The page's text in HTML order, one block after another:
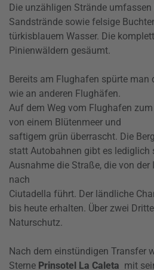
Die unzähligen Strände
Sandstrände sowie felsige
türkisblauem Wasser. Die
Pinienwäldern gesäumt.
Bereits am Flughafen spürte man
wie an anderen Flughäfen.
Auf dem Weg vom Flughafen
von einem Blütenmeer und
saftigem grün überrascht. Die
statt Autobahnen gibt es lediglich
Ausnahme die Straße, die von
nach
Ciutadella führt. Der ländliche
bis heute erhalten. Über zwei
Naturschutz.
Nach dem einstündigen Transfer
Sterne Prinsotel La Caleta mit